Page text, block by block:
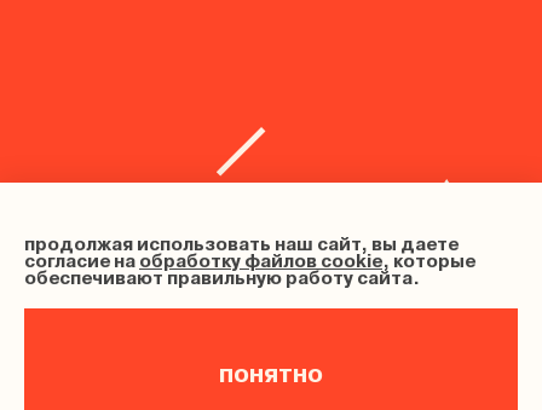
продолжая использовать наш сайт, вы даете
согласие на обработку файлов cookie, которые
обеспечивают правильную работу сайта.
понятно